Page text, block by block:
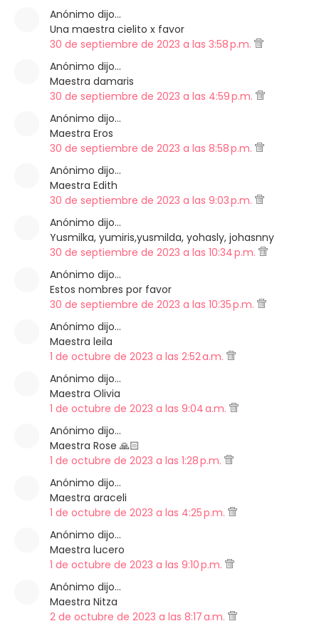
Anónimo dijo…
Una maestra cielito x favor
30 de septiembre de 2023 a las 3:58 p.m.
Anónimo dijo…
Maestra damaris
30 de septiembre de 2023 a las 4:59 p.m.
Anónimo dijo…
Maestra Eros
30 de septiembre de 2023 a las 8:58 p.m.
Anónimo dijo…
Maestra Edith
30 de septiembre de 2023 a las 9:03 p.m.
Anónimo dijo…
Yusmilka, yumiris,yusmilda, yohasly, johasnny
30 de septiembre de 2023 a las 10:34 p.m.
Anónimo dijo…
Estos nombres por favor
30 de septiembre de 2023 a las 10:35 p.m.
Anónimo dijo…
Maestra leila
1 de octubre de 2023 a las 2:52 a.m.
Anónimo dijo…
Maestra Olivia
1 de octubre de 2023 a las 9:04 a.m.
Anónimo dijo…
Maestra Rose 🙏🏻
1 de octubre de 2023 a las 1:28 p.m.
Anónimo dijo…
Maestra araceli
1 de octubre de 2023 a las 4:25 p.m.
Anónimo dijo…
Maestra lucero
1 de octubre de 2023 a las 9:10 p.m.
Anónimo dijo…
Maestra Nitza
2 de octubre de 2023 a las 8:17 a.m.